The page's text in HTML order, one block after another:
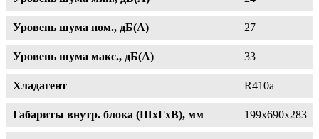
Уровень шума ном., дБ(А) 27
Уровень шума макс., дБ(А) 33
Хладагент R410a
Габариты внутр. блока (ШxГxВ), мм 199x690x283